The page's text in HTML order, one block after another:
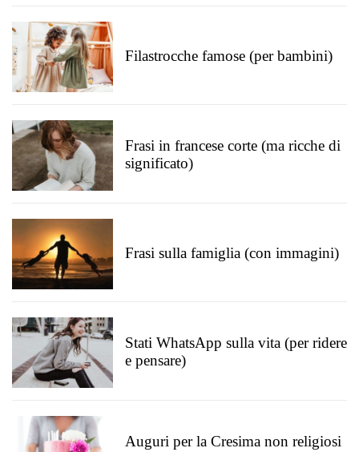
Filastrocche famose (per bambini)
Frasi in francese corte (ma ricche di
significato)
Frasi sulla famiglia (con immagini)
Stati WhatsApp sulla vita (per ridere
e pensare)
Auguri per la Cresima non religiosi